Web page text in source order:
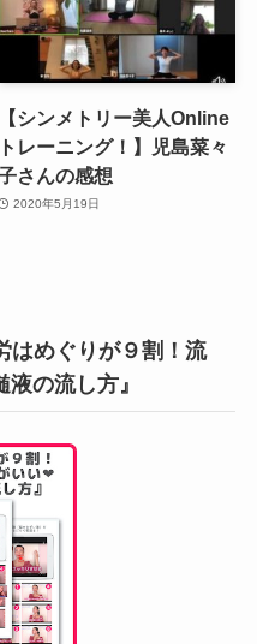
【シンメトリー美人Online
トレーニング！】児島菜々
さんの感想
2020年5月19日
めぐりが９割！流
の流し方』